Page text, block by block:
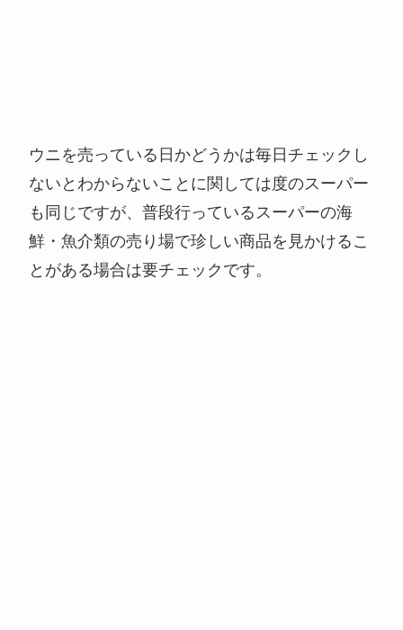
ウニを売っている日かどうかは毎日チェックし
ないとわからないことに関しては度のスーパー
も同じですが、普段行っているスーパーの海
鮮・魚介類の売り場で珍しい商品を見かけるこ
とがある場合は要チェックです。